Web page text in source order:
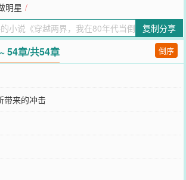
民主，文明，和谐，自由，是世界工厂，是第
国。80年代的华夏工业落后，但食品，蔬菜，
有那些科技与狠活。……马超发现自己能穿梭
现代的服装，手表，彩电，冰箱带回那个工业
代纯绿色天然的水果，蔬菜，食品带回到现
的盆满钵满。他发誓，要让那个为他遮风挡雨
全家人过上好日子。最重要的是，他要让80年
进入工业时代，走向世界之巅。让那些看不起
什么叫回归历史原有地位，什么才是真正的文
，我在80年代当倒爷
的朋友推荐哦！
明星 /
复制分享
54章/共54章 倒序
带来的冲击